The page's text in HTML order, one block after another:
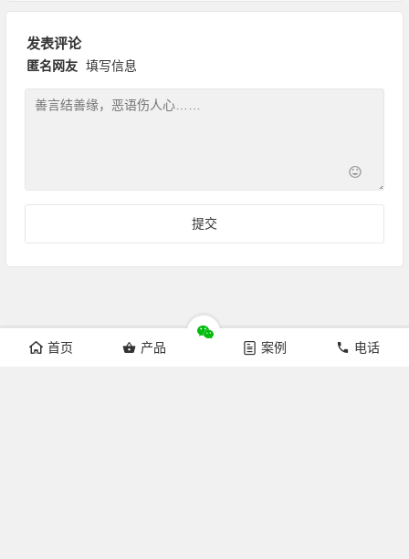
发表评论
匿名网友 填写信息
首页 产品 案例 电话